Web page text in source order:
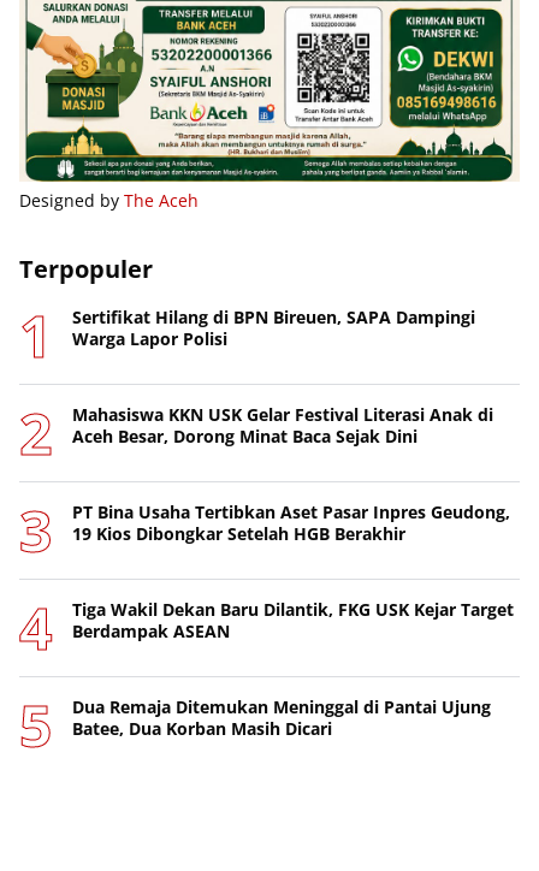
Designed by The Aceh
Terpopuler
Sertifikat Hilang di BPN Bireuen, SAPA Dampingi
Warga Lapor Polisi
Mahasiswa KKN USK Gelar Festival Literasi Anak di
Aceh Besar, Dorong Minat Baca Sejak Dini
PT Bina Usaha Tertibkan Aset Pasar Inpres Geudong,
19 Kios Dibongkar Setelah HGB Berakhir
Tiga Wakil Dekan Baru Dilantik, FKG USK Kejar Target
Berdampak ASEAN
Dua Remaja Ditemukan Meninggal di Pantai Ujung
Batee, Dua Korban Masih Dicari